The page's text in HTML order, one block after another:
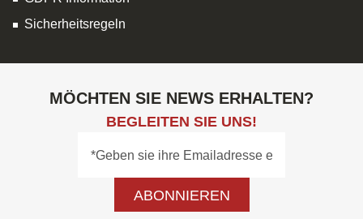
Sicherheitsregeln
MÖCHTEN SIE NEWS ERHALTEN?
BEGLEITEN SIE UNS!
ABONNIEREN